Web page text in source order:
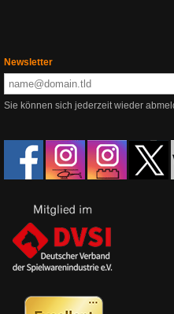
Newsletter
Sie können sich jederzeit wieder